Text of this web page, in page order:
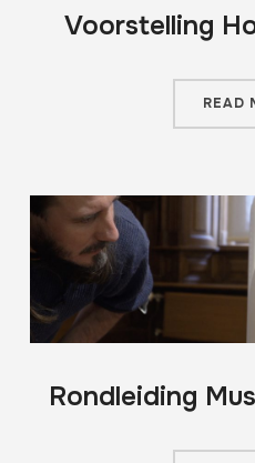
Voorstelling
READ
Rondleiding